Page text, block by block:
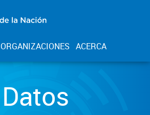
ORGANIZACIONES ACERCA
Datos